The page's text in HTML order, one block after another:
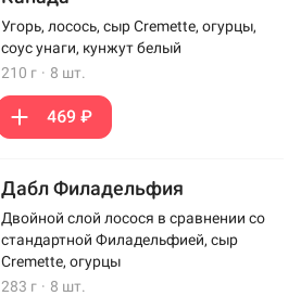
Угорь, лосось, сыр Cremette, огурцы,
соус унаги, кунжут белый
210 г · 8 шт.
469 ₽
Дабл Филадельфия
Двойной слой лосося в сравнении со
стандартной Филадельфией, сыр
Cremette, огурцы
283 г · 8 шт.